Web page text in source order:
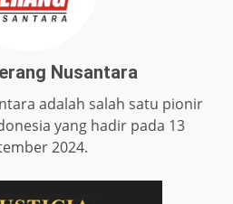
Nusantara
adalah salah satu pionir
yang hadir pada 13
2024.